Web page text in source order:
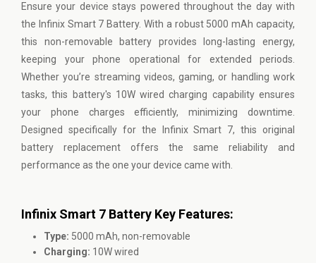
Ensure your device stays powered throughout the day with
the InfinixSmart 7 Battery. With a robust 5000 mAh capacity,
this non-removable battery provides long-lasting energy,
keeping your phone operational for extended periods.
Whether you’re streaming videos, gaming, or handling work
tasks, this battery's 10W wired charging capability ensures
your phone charges efficiently, minimizing downtime.
Designed specifically for the Infinix Smart 7, this original
battery replacement offers the same reliability and
performance as the one your device came with.
Infinix Smart 7 Battery Key Features:
Type: 5000 mAh, non-removable
Charging: 10W wired